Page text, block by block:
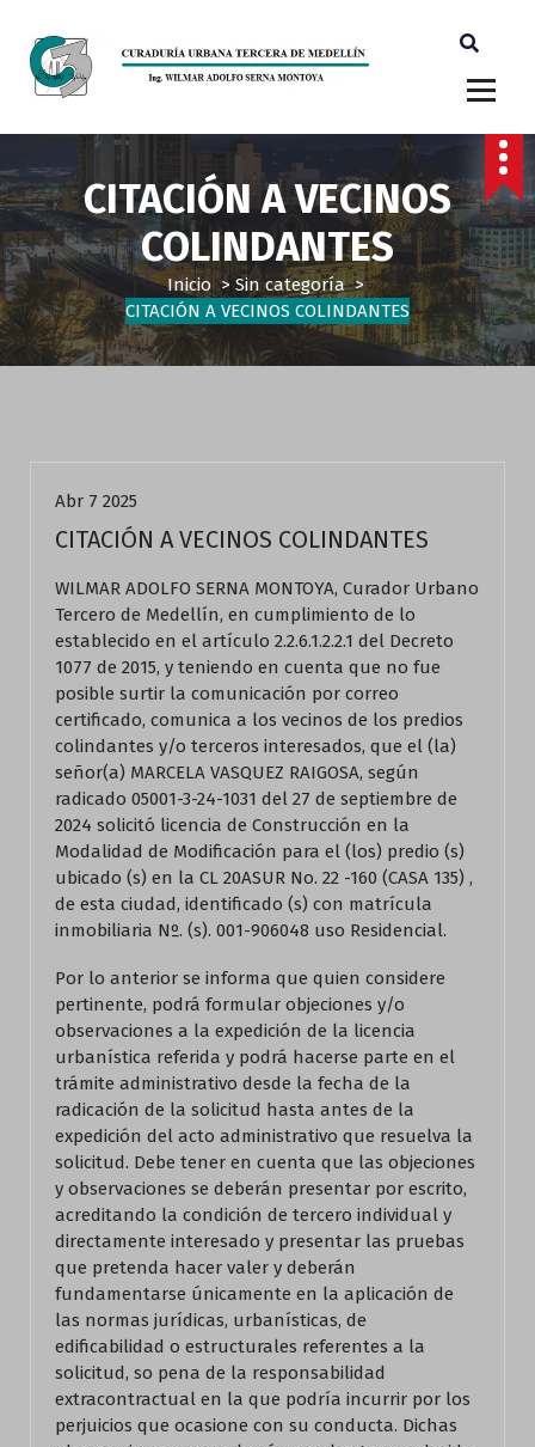
CITACIÓN A VECINOS
COLINDANTES
Inicio>Sin categoría>
CITACIÓN A VECINOS COLINDANTES
Abr 7 2025
CITACIÓN A VECINOS COLINDANTES
WILMAR ADOLFO SERNA MONTOYA, Curador Urbano
Tercero de Medellín, en cumplimiento de lo
establecido en el artículo 2.2.6.1.2.2.1 del Decreto
1077 de 2015, y teniendo en cuenta que no fue
posible surtir la comunicación por correo
certificado, comunica a los vecinos de los predios
colindantes y/o terceros interesados, que el (la)
señor(a) MARCELA VASQUEZ RAIGOSA, según
radicado 05001-3-24-1031 del 27 de septiembre de
2024 solicitó licencia de Construcción en la
Modalidad de Modificación para el (los) predio (s)
ubicado (s) en la CL 20ASUR No. 22 -160 (CASA 135) ,
de esta ciudad, identificado (s) con matrícula
inmobiliaria Nº. (s). 001-906048 uso Residencial.
Por lo anterior se informa que quien considere
pertinente, podrá formular objeciones y/o
observaciones a la expedición de la licencia
urbanística referida y podrá hacerse parte en el
trámite administrativo desde la fecha de la
radicación de la solicitud hasta antes de la
expedición del acto administrativo que resuelva la
solicitud. Debe tener en cuenta que las objeciones
y observaciones se deberán presentar por escrito,
acreditando la condición de tercero individual y
directamente interesado y presentar las pruebas
que pretenda hacer valer y deberán
fundamentarse únicamente en la aplicación de
las normas jurídicas, urbanísticas, de
edificabilidad o estructurales referentes a la
solicitud, so pena de la responsabilidad
extracontractual en la que podría incurrir por los
perjuicios que ocasione con su conducta. Dichas